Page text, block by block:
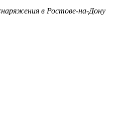
в Ростове-на-Дону